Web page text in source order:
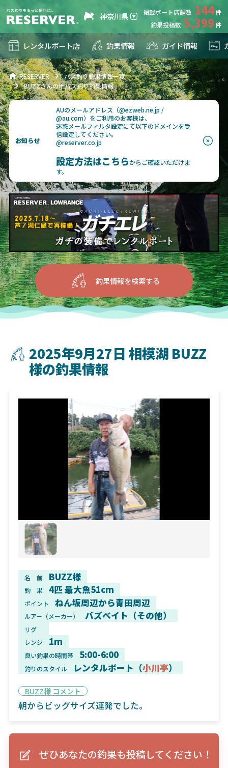
神奈川県 掲載ボート店舗数 144
釣果投稿数 5,399
レンタルボート店 釣果情報 ガイド情報
RESERVER
バス釣り釣果情報一覧
BUZZさんの地バス釣り釣果情報
お知らせ
AUのメールアドレス（@ezweb.ne.jp /
@au.com）をご利用のお客様は、
迷惑メールフィルタ設定にて以下のドメインを受
信設定してください。
@reserver.co.jp
設定方法はこちらからご確認いただけま
す。
釣果情報を検索する
2025年9月27日 相模湖 BUZZ
様の釣果情報
名 前 BUZZ様
釣 果 4匹 最大魚51cm
ポイント ねん坂周辺から青田周辺
ルアー（メーカー） バズベイト（その他）
リグ
レンジ
1m
良い釣果の時間帯 5:00-6:00
釣りのスタイル レンタルボート（小川亭）
BUZZ様 コメント
朝からビッグサイズ連発でした。
ぜひあなたの釣果も投稿してください！